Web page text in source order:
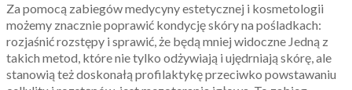
Za pomocą zabiegów medycyny estetycznej i kosmetologii
możemy znacznie poprawić kondycję skóry na pośladkach:
rozjaśnić rozstępy i sprawić, że będą mniej widoczne Jedną z
takich metod, które nie tylko odżywiają i ujędrniają skórę, ale
stanowią też doskonałą profilaktykę przeciwko powstawaniu